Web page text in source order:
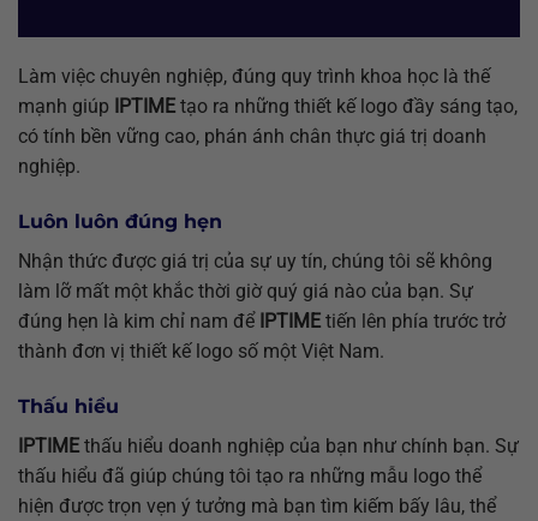
Làm việc chuyên nghiệp, đúng quy trình khoa học là thế
mạnh giúp
IPTIME tạo ra những thiết kế logo đầy sáng tạo,
có tính bền vững cao, phán ánh chân thực giá trị doanh
nghiệp.
Luôn luôn đúng hẹn
Nhận thức được giá trị của sự uy tín, chúng tôi sẽ không
làm lỡ mất một khắc thời giờ quý giá nào của bạn. Sự
đúng hẹn là kim chỉ nam để IPTIME tiến lên phía trước trở
thành đơn vị thiết kế logo số một Việt Nam.
Thấu hiểu
IPTIME thấu hiểu doanh nghiệp của bạn như chính bạn. Sự
thấu hiểu đã giúp chúng tôi tạo ra những mẫu logo thể
hiện được trọn vẹn ý tưởng mà bạn tìm kiếm bấy lâu, thể